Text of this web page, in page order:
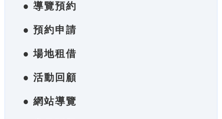
● 導覽預約
● 預約申請
● 場地租借
● 活動回顧
● 網站導覽